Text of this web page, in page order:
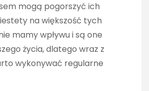
mogą pogorszyć ich
na większość tych
mamy wpływu i są one
życia, dlatego wraz z
wykonywać regularne